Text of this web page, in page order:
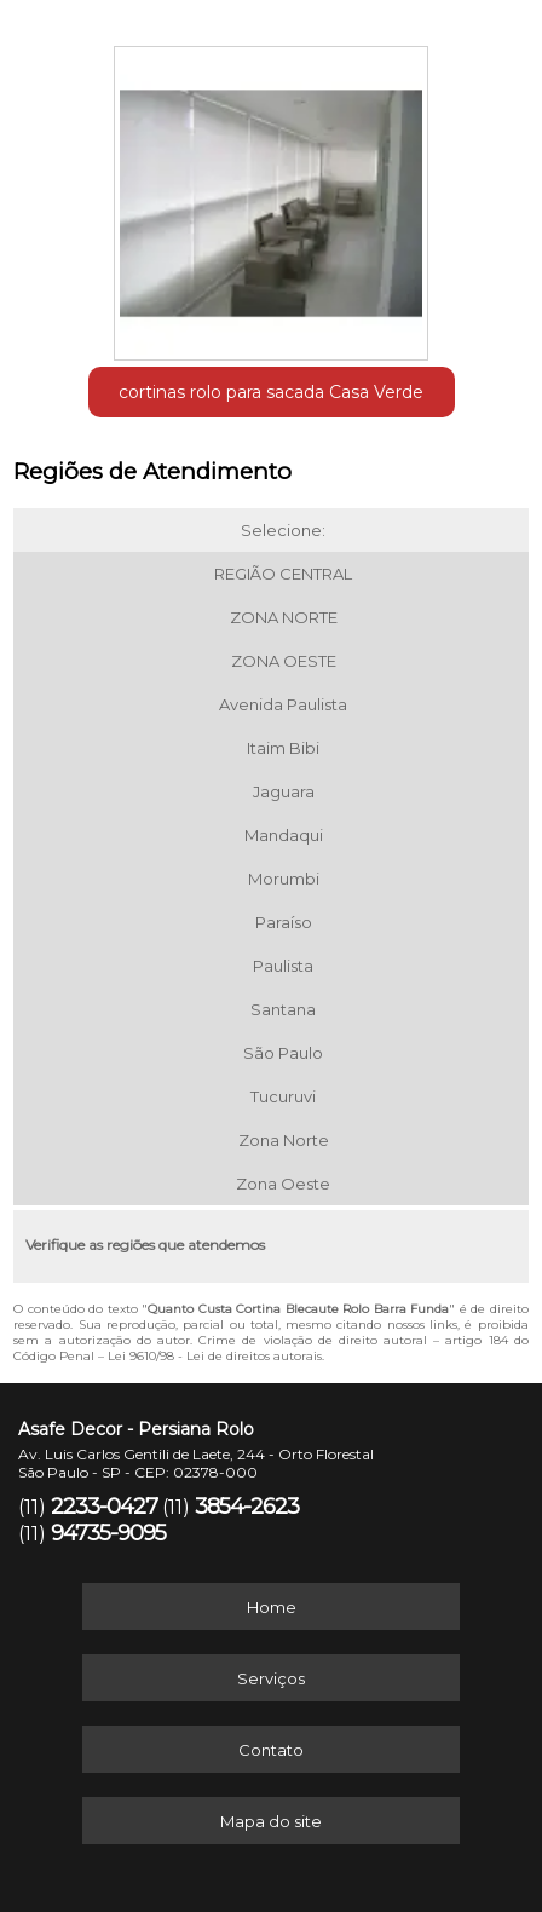
cortinas rolo para sacada Casa Verde
Regiões de Atendimento
Selecione:
REGIÃO CENTRAL
ZONA NORTE
ZONA OESTE
Avenida Paulista
Itaim Bibi
Jaguara
Mandaqui
Morumbi
Paraíso
Paulista
Santana
São Paulo
Tucuruvi
Zona Norte
Zona Oeste
Verifique as regiões que atendemos
O conteúdo do texto "Quanto Custa Cortina Blecaute Rolo Barra Funda" é de direito
reservado. Sua reprodução, parcial ou total, mesmo citando nossos links, é proibida
sem a autorização do autor. Crime de violação de direito autoral – artigo 184 do
Código Penal – Lei 9610/98 - Lei de direitos autorais.
Asafe Decor - Persiana Rolo
Av. Luis Carlos Gentili de Laete, 244 - Orto Florestal
São Paulo - SP - CEP: 02378-000
(11) 2233-0427 (11) 3854-2623
(11) 94735-9095
Home
Serviços
Contato
Mapa do site